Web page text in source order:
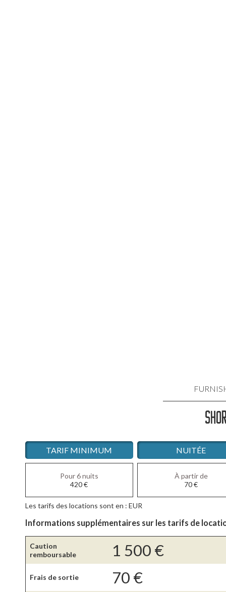
TARIF MINIMUM NUITÉE
Pour 6 nuits
420 €
À partir de
70 €
Les tarifs des locations sont en : EUR
Informations supplémentaires sur les tarifs de
Caution
remboursable
1 500 €
Frais de sortie 70 €